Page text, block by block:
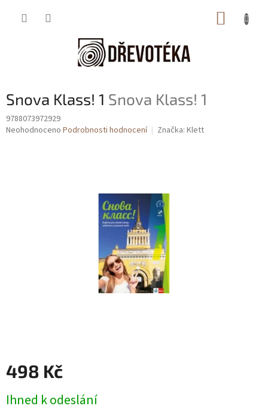
Snova Klass! 1 Snova Klass! 1
9788073972929
Průměrné
Neohodnoceno Podrobnosti hodnocení Značka: Klett
498 Kč
cena:
Ihned k odeslání